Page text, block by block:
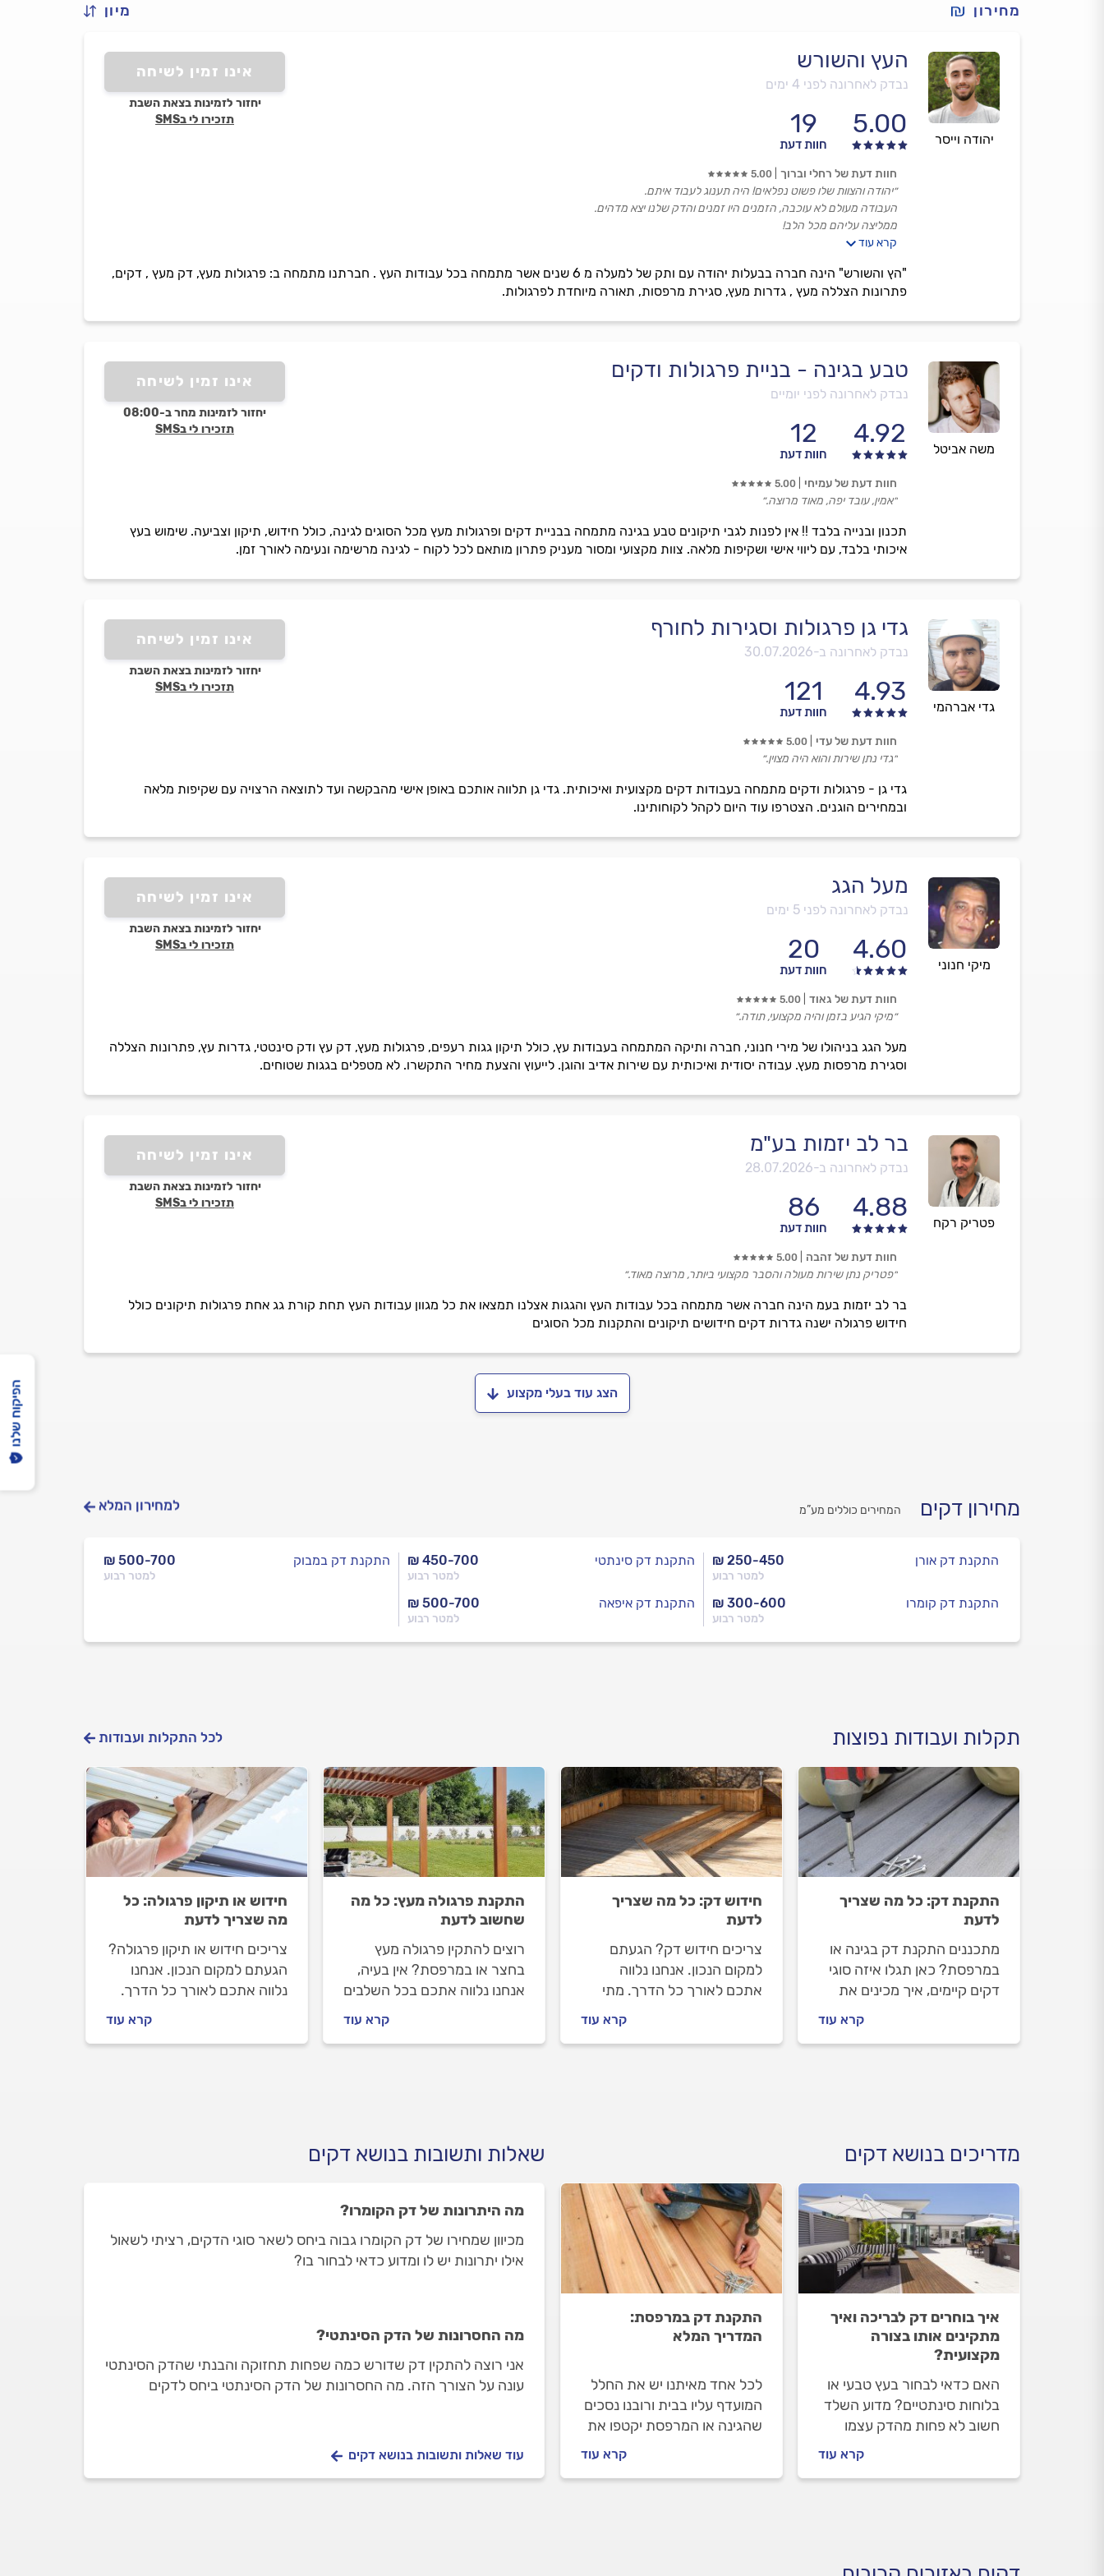
מחירון מיון
יהודה וייסר
העץ והשורש
נבדק לאחרונה לפני 4 ימים
5.00
19
חוות דעת
אינו זמין לשיחה
יחזור לזמינות בצאת השבת
תזכירו לי בSMS
"הץ והשורש" הינה חברה בבעלות יהודה עם ותק של למעלה מ 6 שנים אשר מתמחה בכל עבודות העץ . חברתנו מתמחה ב: פרגולות מעץ, דק מעץ , דקים,
פתרונות הצללה מעץ , גדרות מעץ, סגירת מרפסות, תאורה מיוחדת לפרגולות.
חוות דעת של רחלי וברוך 5.00
״יהודה והצוות שלו פשוט נפלאים! היה תענוג לעבוד איתם.
העבודה מעולם לא עוכבה, הזמנים היו זמנים והדק שלנו יצא מדהים.
ממליצה עליהם מכל הלב!
עבודה מקצועית וצוות אמין ביותר.״
קרא עוד
משה אביטל
טבע בגינה - בניית פרגולות ודקים
נבדק לאחרונה לפני יומיים
4.92
12
חוות דעת
אינו זמין לשיחה
יחזור לזמינות מחר ב-08:00
תזכירו לי בSMS
תכנון ובנייה בלבד !! אין לפנות לגבי תיקונים טבע בגינה מתמחה בבניית דקים ופרגולות מעץ מכל הסוגים לגינה, כולל חידוש, תיקון וצביעה. שימוש בעץ
איכותי בלבד, עם ליווי אישי ושקיפות מלאה. צוות מקצועי ומסור מעניק פתרון מותאם לכל לקוח - לגינה מרשימה ונעימה לאורך זמן.
חוות דעת של עמיחי 5.00
״אמין, עובד יפה, מאוד מרוצה.״
גדי אברהמי
גדי גן פרגולות וסגירות לחורף
נבדק לאחרונה ב-30.07.2026
4.93
121
חוות דעת
אינו זמין לשיחה
יחזור לזמינות בצאת השבת
תזכירו לי בSMS
גדי גן - פרגולות ודקים מתמחה בעבודות דקים מקצועית ואיכותית. גדי גן תלווה אותכם באופן אישי מהבקשה ועד לתוצאה הרצויה עם שקיפות מלאה
ובמחירים הוגנים. הצטרפו עוד היום לקהל לקוחותינו.
חוות דעת של עדי 5.00
״גדי נתן שירות והוא היה מצוין.״
מיקי חנוני
מעל הגג
נבדק לאחרונה לפני 5 ימים
4.60
20
חוות דעת
אינו זמין לשיחה
יחזור לזמינות בצאת השבת
תזכירו לי בSMS
מעל הגג בניהולו של מירי חנוני, חברה ותיקה המתמחה בעבודות עץ, כולל תיקון גגות רעפים, פרגולות מעץ, דק עץ ודק סינטטי, גדרות עץ, פתרונות הצללה
וסגירת מרפסות מעץ. עבודה יסודית ואיכותית עם שירות אדיב והוגן. לייעוץ והצעת מחיר התקשרו. לא מטפלים בגגות שטוחים.
חוות דעת של גאוד 5.00
״מיקי הגיע בזמן והיה מקצועי, תודה.״
פטריק רקח
בר לב יזמות בע"מ
נבדק לאחרונה ב-28.07.2026
4.88
86
חוות דעת
אינו זמין לשיחה
יחזור לזמינות בצאת השבת
תזכירו לי בSMS
בר לב יזמות בעמ הינה חברה אשר מתמחה בכל עבודות העץ והגגות אצלנו תמצאו את כל מגוון עבודות העץ תחת קורת גג אחת פרגולות תיקונים כולל
חידוש פרגולה ישנה גדרות דקים חידושים תיקונים והתקנות מכל הסוגים
חוות דעת של זהבה 5.00
״פטריק נתן שירות מעולה והסבר מקצועי ביותר, מרוצה מאוד.״
הצג עוד בעלי מקצוע
מחירון דקים המחירים כוללים מע”מ למחירון המלא
₪ 250-450
למטר רבוע
התקנת דק אורן
₪ 300-600
למטר רבוע
התקנת דק קומרו
₪ 450-700
למטר רבוע
התקנת דק סינתטי
₪ 500-700
למטר רבוע
התקנת דק איפאה
₪ 500-700
למטר רבוע
התקנת דק במבוק
תקלות ועבודות נפוצות לכל התקלות ועבודות
התקנת דק: כל מה שצריך
לדעת
מתכננים התקנת דק בגינה או
במרפסת? כאן תגלו איזה סוגי
דקים קיימים, איך מכינים את
העבודה וכיצד לבחור מתקין
דקים מקצועי שילווה אתכם
קרא עוד
חידוש דק: כל מה שצריך
לדעת
צריכים חידוש דק? הגעתם
למקום הנכון. אנחנו נלווה
אתכם לאורך כל הדרך. מתי
כולל, איך מתנהלים מול מתקין
הדקים וכמה עולה חידוש דק?
קרא עוד
התקנת פרגולה מעץ: כל מה
שחשוב לדעת
רוצים להתקין פרגולה מעץ
בחצר או במרפסת? אין בעיה,
אנחנו נלווה אתכם בכל השלבים
במרפסת החדשה שלכם. איך
בוחרים פרגולה מעץ, מה חשוב
קרא עוד
חידוש או תיקון פרגולה: כל
מה שצריך לדעת
צריכים חידוש או תיקון פרגולה?
הגעתם למקום הנכון. אנחנו
נלווה אתכם לאורך כל הדרך.
פרגולה ומה הוא כולל, איך
מתנהלים מול מתקין הפרגולות
קרא עוד
מדריכים בנושא דקים
איך בוחרים דק לבריכה ואיך
מתקינים אותו בצורה
מקצועית?
האם כדאי לבחור בעץ טבעי או
בלוחות סינתטיים? מדוע השלד
חשוב לא פחות מהדק עצמו
השאלות החשובות שכדאי לכם
לשאול את עצמכם ואת המתקין
קרא עוד
התקנת דק במרפסת:
המדריך המלא
לכל אחד מאיתנו יש את החלל
המועדף עליו בבית ורובנו נסכים
שהגינה או המרפסת יקטפו את
חלק בלתי נפרד מעיצוב הבית
ובנייה של דק יכולה להקנות לה
קרא עוד
שאלות ותשובות בנושא דקים
מה היתרונות של דק הקומרו?
מכיוון שמחירו של דק הקומרו גבוה ביחס לשאר סוגי הדקים, רציתי לשאול
אילו יתרונות יש לו ומדוע כדאי לבחור בו?
מה החסרונות של הדק הסינתטי?
אני רוצה להתקין דק שדורש כמה שפחות תחזוקה והבנתי שהדק הסינתטי
עונה על הצורך הזה. מה החסרונות של הדק הסינתטי ביחס לדקים
עוד שאלות ותשובות בנושא דקים
הפיקוח שלנו